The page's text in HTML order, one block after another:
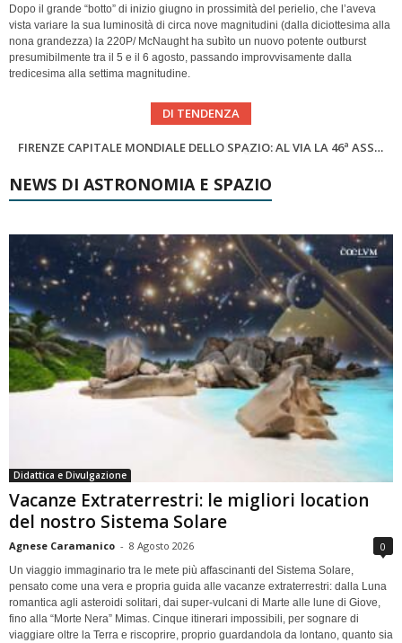
Dopo il grande “botto” di inizio giugno in prossimità del perielio, che l’aveva
vista variare la sua luminosità di circa nove magnitudini (dalla diciottesima alla
nona grandezza) la 220P/ McNaught ha subìto un nuovo potente outburst
presumibilmente tra il 5 e il 6 agosto, passando improvvisamente dalla
tredicesima alla settima magnitudine.
DI TENDENZA
Cielo del Mese di Agosto 2026
SUPERNOVAE aggiornamenti del mese – Agosto 2026
NEWS DI ASTRONOMIA E SPAZIO
Didattica e Divulgazione
Vacanze Extraterrestri: le migliori location
del nostro Sistema Solare
Agnese Caramanico - 8 Agosto 2026 0
Un viaggio immaginario tra le mete più affascinanti del Sistema Solare,
pensato come una vera e propria guida alle vacanze extraterrestri: dalla Luna
romantica agli asteroidi solitari, dai super-vulcani di Marte alle lune di Giove,
fino alla “Morte Nera” Mimas. Cinque itinerari impossibili, per sognare di
viaggiare oltre la Terra e riscoprire, proprio guardandola da lontano, quanto sia